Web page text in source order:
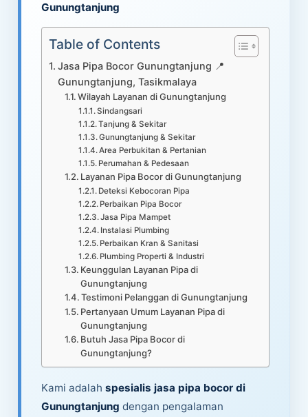
Gunungtanjung
Table of Contents
Jasa Pipa Bocor Gunungtanjung 📍
Gunungtanjung, Tasikmalaya
Wilayah Layanan di Gunungtanjung
Sindangsari
Tanjung & Sekitar
Gunungtanjung & Sekitar
Area Perbukitan & Pertanian
Perumahan & Pedesaan
Layanan Pipa Bocor di Gunungtanjung
Deteksi Kebocoran Pipa
Perbaikan Pipa Bocor
Jasa Pipa Mampet
Instalasi Plumbing
Perbaikan Kran & Sanitasi
Plumbing Properti & Industri
Keunggulan Layanan Pipa di
Gunungtanjung
Testimoni Pelanggan di Gunungtanjung
Pertanyaan Umum Layanan Pipa di
Gunungtanjung
Butuh Jasa Pipa Bocor di
Gunungtanjung?
Kami adalah spesialis jasa pipa bocor di
Gunungtanjung dengan pengalaman